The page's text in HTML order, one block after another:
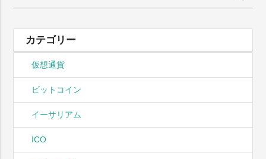
索:
カテゴリー
仮想通貨
ビットコイン
イーサリアム
ICO